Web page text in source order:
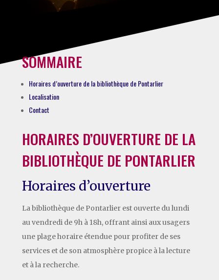
SOMMAIRE
Horaires d’ouverture de la bibliothèque de Pontarlier
Localisation
Contact
HORAIRES D’OUVERTURE DE LA
BIBLIOTHÈQUE DE PONTARLIER
Horaires d’ouverture
La bibliothèque de Pontarlier est ouverte du lundi
au vendredi de 9h à 18h, offrant ainsi aux usagers
une plage horaire étendue pour profiter de ses
services et de son atmosphère propice à la lecture
et à la recherche.